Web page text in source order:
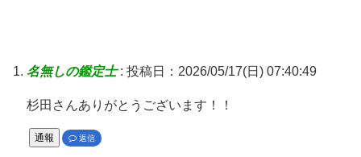
名無しの鑑定士: 投稿日：2026/05/17(日) 07:40:49
杉田さんありがとうございます！！
通報 返信